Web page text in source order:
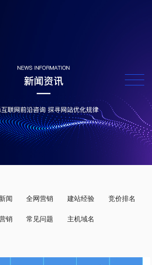
闻 全网营销 建站经验 竞价排名
销 常见问题 主机域名